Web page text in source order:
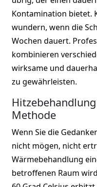
Kontamination bietet.
wundern, wenn die
Wochen dauert.
kombinieren
wirksame und
zu gewährleisten.
Methode
Wenn Sie die
nicht mögen, nicht
Wärmebehandlung
betroffenen Raum